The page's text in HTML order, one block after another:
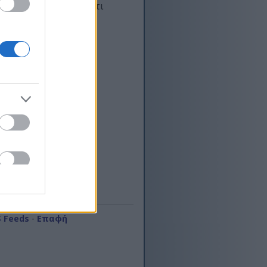
ποτέ δεν ξέρετε τι
πάνω από
απασχόληση σε
με το
σε κάποιο
καλύπτονται
Feeds - Επαφή